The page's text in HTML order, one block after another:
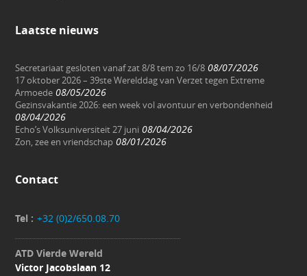
Laatste nieuws
Secretariaat gesloten vanaf zat 8/8 tem zo 16/8 08/07/2026
17 oktober 2026 – 39ste Werelddag van Verzet tegen Extreme
Armoede 08/05/2026
Gezinsvakantie 2026: een week vol avontuur en verbondenheid
08/04/2026
Echo’s Volksuniversiteit 27 juni 08/04/2026
Zon, zee en vriendschap 08/01/2026
Contact
Tel : +32 (0)2/650.08.70
ATD Vierde Wereld
Victor Jacobslaan 12